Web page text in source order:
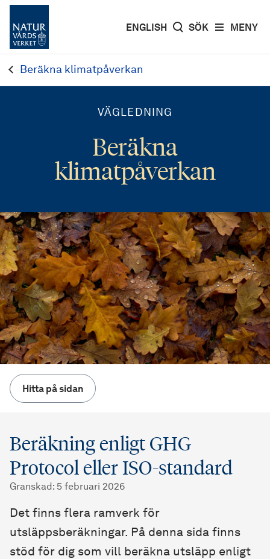
MENY
ENGLISH SÖK
Beräkna klimatpåverkan
VÄGLEDNING
Beräkna
klimatpåverkan
Hitta på sidan
Beräkning enligt GHG
Protocol eller ISO-standard
Granskad : 5 februari 2026
Det finns flera ramverk för
utsläppsberäkningar. På denna sida finns
stöd för dig som vill beräkna utsläpp enligt